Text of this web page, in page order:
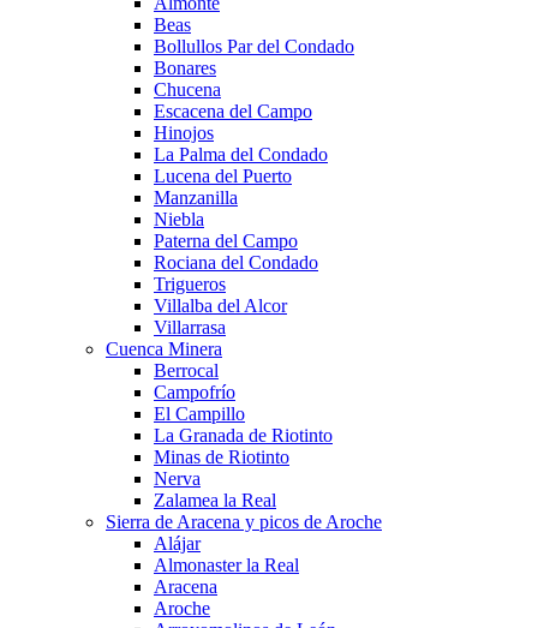
Beas
Bollullos Par del Condado
Bonares
Chucena
Escacena del Campo
Hinojos
La Palma del Condado
Lucena del Puerto
Manzanilla
Niebla
Paterna del Campo
Rociana del Condado
Trigueros
Villalba del Alcor
Villarrasa
Cuenca Minera
Berrocal
Campofrío
El Campillo
La Granada de Riotinto
Minas de Riotinto
Nerva
Zalamea la Real
Sierra de Aracena y picos de Aroche
Alájar
Almonaster la Real
Aracena
Aroche